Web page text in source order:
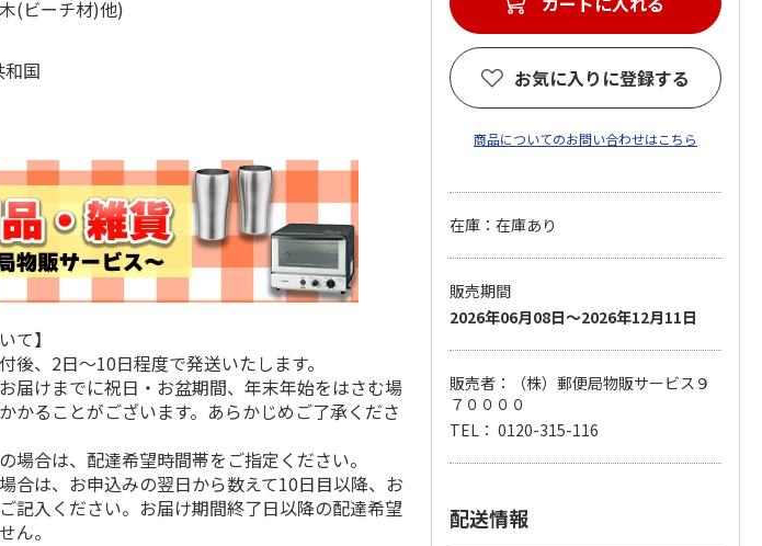
(ビーチ材)他)
和国
て】
、2日～10日程度で発送いたします。
届けまでに祝日・お盆期間、年末年始をはさむ場
かることがございます。あらかじめご了承くださ
合は、配達希望時間帯をご指定ください。
合は、お申込みの翌日から数えて10日目以降、お
記入ください。お届け期間終了日以降の配達希望
ん。
お気に入りに登録する
商品についてのお問い合わせはこちら
在庫：在庫あり
販売期間
2026年06月08日～2026年12月11日
販売者：（株）郵便局物販サービス９
７００００
TEL： 0120-315-116
配送情報